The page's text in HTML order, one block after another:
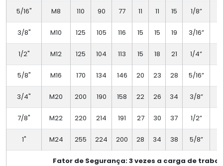
5/16" M8 110 90 77 11 11 15 1/8”
3/8" M10 125 105 116 15 15 19 3/16”
1/2" M12 125 104 113 15 18 21 1/4”
5/8" M16 170 134 146 20 23 28 5/16”
3/4" M20 200 190 158 22 26 34 3/8”
7/8" M22 220 214 191 27 30 37 1/2”
1" M24 255 224 200 28 34 38 5/8”
Fator de Segurança: 3 vezes a carga de